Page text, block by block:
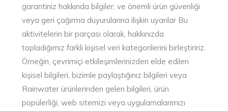
garantiniz hakkında bilgiler; ve önemli ürün güvenliği
veya geri çağırma duyurularına ilişkin uyarılar Bu
aktivitelerin bir parçası olarak, hakkınızda
topladığımız farklı kişisel veri kategorilerini birleştiririz.
Örneğin, çevrimiçi etkileşimlerinizden elde edilen
kişisel bilgileri, bizimle paylaştığınız bilgileri veya
Rainwater ürünlerinden gelen bilgileri, ürün
popülerliği, web sitemizi veya uygulamalarımızı